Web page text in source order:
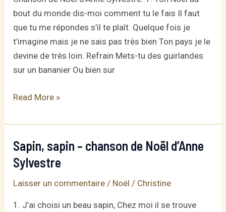
bout du monde dis-moi comment tu le fais Il faut
que tu me répondes s’il te plaît. Quelque fois je
t’imagine mais je ne sais pas très bien Ton pays je le
devine de très loin. Refrain Mets-tu des guirlandes
sur un bananier Ou bien sur
Noël
bout
du
monde
Read More »
Sapin, sapin – chanson de Noël d’Anne
Sylvestre
Laisser un commentaire / Noël / Christine
1. J’ai choisi un beau sapin, Chez moi il se trouve